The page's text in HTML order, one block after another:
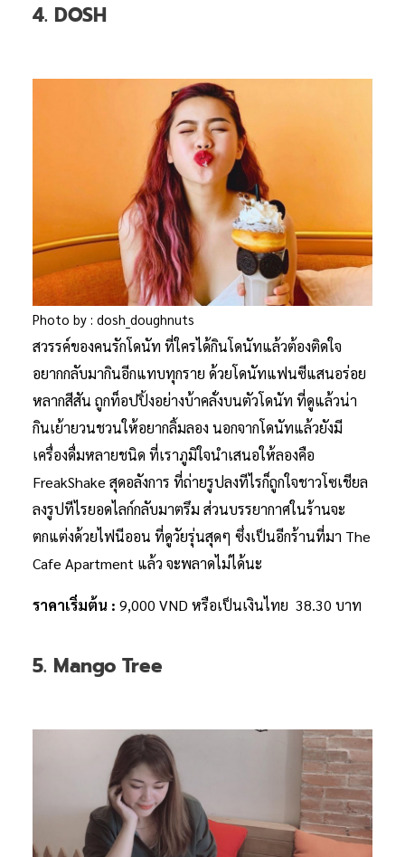
4. DOSH
Photo by : dosh_doughnuts
สวรรค์ของคนรักโดนัท ที่ใครได้กินโดนัทแล้วต้องติดใจ
อยากกลับมากินอีกแทบทุกราย ด้วยโดนัทแฟนซีแสนอร่อย
หลากสีสัน ถูกท็อปปิ้งอย่างบ้าคลั่งบนตัวโดนัท ที่ดูแล้วน่า
กินเย้ายวนชวนให้อยากลิ้มลอง นอกจากโดนัทแล้วยังมี
เครื่องดื่มหลายชนิด ที่เราภูมิใจนำเสนอให้ลองคือ
FreakShake สุดอลังการ ที่ถ่ายรูปลงทีไรก็ถูกใจชาวโซเชียล
ลงรูปทีไรยอดไลก์กลับมาตรึม ส่วนบรรยากาศในร้านจะ
ตกแต่งด้วยไฟนีออน ที่ดูวัยรุ่นสุดๆ ซึ่งเป็นอีกร้านที่มา The
Cafe Apartment แล้ว จะพลาดไม่ได้นะ
ราคาเริ่มต้น : 9,000 VND หรือเป็นเงินไทย 38.30 บาท
5. Mango Tree ​